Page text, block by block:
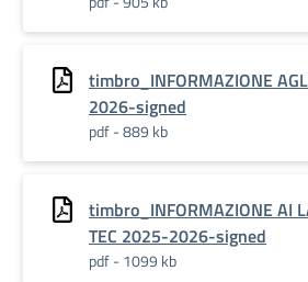
timbro_INFORMAZIONE
2026-signed
pdf - 889 kb
timbro_INFORMAZIONE AI
TEC 2025-2026-signed
pdf - 1099 kb